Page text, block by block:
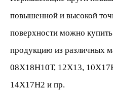
повышенной и высокой
поверхности можно
продукцию из различных
08Х18Н10Т, 12Х13,
14Х17Н2 и пр.